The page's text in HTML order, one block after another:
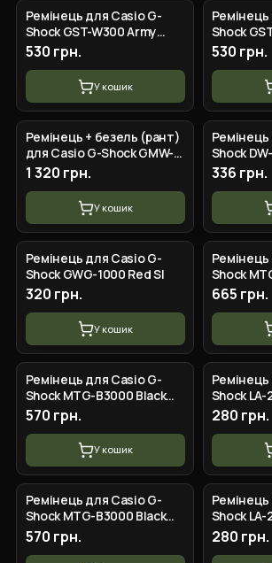
Ремінець для Casio G-
Shock GST-W300 Army
Green SI
530 грн.
У кошик
Shock
SI
530 грн.
Ремінець + безель (рант)
для Casio G-Shock GMW-
B5000 Transp SI
1 320 грн.
У кошик
Shock
336 грн.
Ремінець для Casio G-
Shock GWG-1000 Red SI
320 грн.
У кошик
Shock
BKBK
665 грн.
Ремінець для Casio G-
Shock MTG-B3000 Black
SLBK
570 грн.
У кошик
Shock LA-
280 грн.
Ремінець для Casio G-
Shock MTG-B3000 Black
SLSL
570 грн.
Shock LA-
280 грн.